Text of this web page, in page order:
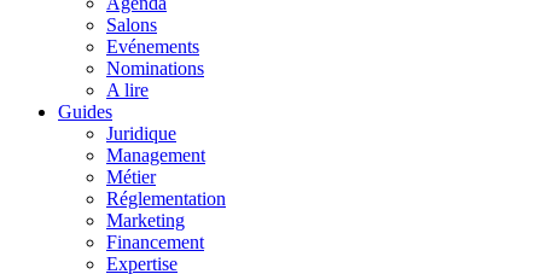
Salons
Evénements
Nominations
A lire
Guides
Juridique
Management
Métier
Réglementation
Marketing
Financement
Expertise